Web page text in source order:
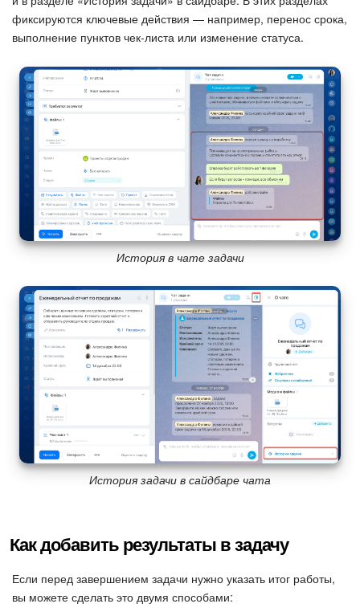
фиксируются ключевые действия — например, перенос срока,
выполнение пунктов чек-листа или изменение статуса.
История в чате задачи
История задачи в сайдбаре чата
Как добавить результаты в задачу
Если перед завершением задачи нужно указать итог работы,
вы можете сделать это двумя способами: